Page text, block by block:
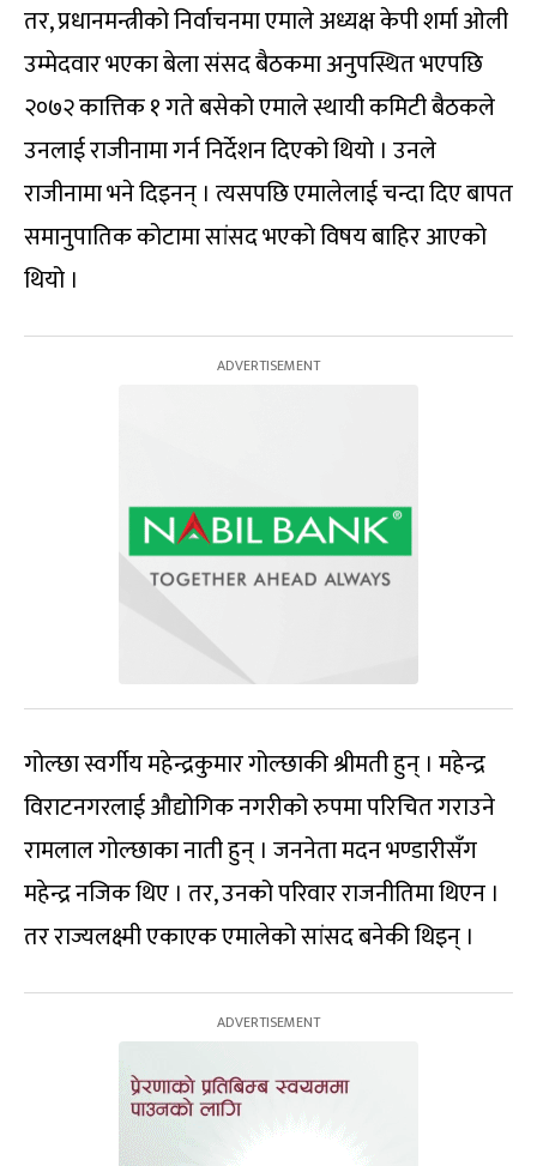
तर, प्रधानमन्त्रीको निर्वाचनमा एमाले अध्यक्ष केपी शर्मा ओली
उम्मेदवार भएका बेला संसद बैठकमा अनुपस्थित भएपछि
२०७२ कात्तिक १ गते बसेको एमाले स्थायी कमिटी बैठकले
उनलाई राजीनामा गर्न निर्देशन दिएको थियो । उनले
राजीनामा भने दिइनन् । त्यसपछि एमालेलाई चन्दा दिए बापत
समानुपातिक कोटामा सांसद भएको विषय बाहिर आएको
थियो ।
गोल्छा स्वर्गीय महेन्द्रकुमार गोल्छाकी श्रीमती हुन् । महेन्द्र
विराटनगरलाई औद्योगिक नगरीको रुपमा परिचित गराउने
रामलाल गोल्छाका नाती हुन् । जननेता मदन भण्डारीसँग
महेन्द्र नजिक थिए । तर, उनको परिवार राजनीतिमा थिएन ।
तर राज्यलक्ष्मी एकाएक एमालेको सांसद बनेकी थिइन् ।